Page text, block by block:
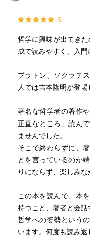
5
哲学に興味が出てき
成で読みやすく、入門
プラトン、ソクラテ
人では吉本隆明が登場
著名な哲学者の著作
正直なところ、読ん
ませんでした。
そこで終わらずに、
とを言っているのか
りにならず、楽しみな
この本を読んで、本
持つこと、著者と会話
哲学への姿勢という
います。何度も読み返